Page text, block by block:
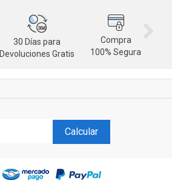
30 Días para
Devoluciones Gratis
Compra
100% Segura
Calcular